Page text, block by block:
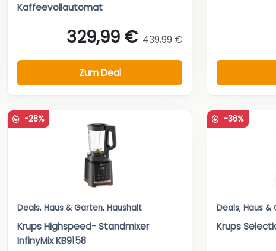
Kaffeevollautomat
329,99 € 439,99 €
Zum Deal
-28%
Deals, Haus & Garten, Haushalt
Krups Highspeed- Standmixer
InfinyMix KB9158
-36%
Deals, Haus &
Krups